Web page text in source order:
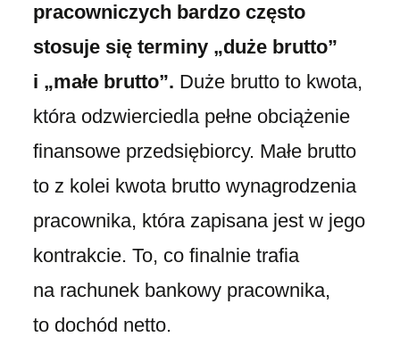
pracowniczych bardzo często
stosuje się terminy „duże brutto”
i „małe brutto”. Duże brutto to kwota,
która odzwierciedla pełne obciążenie
finansowe przedsiębiorcy. Małe brutto
to z kolei kwota brutto wynagrodzenia
pracownika, która zapisana jest w jego
kontrakcie. To, co finalnie trafia
na rachunek bankowy pracownika,
to dochód netto.